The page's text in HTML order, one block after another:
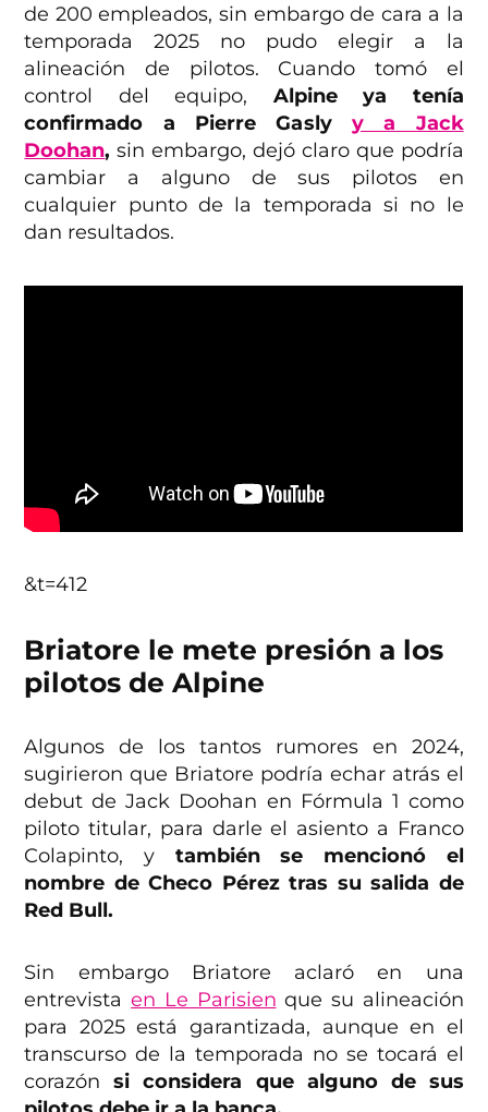
de 200 empleados, sin embargo de cara a la
temporada 2025 no pudo elegir a la
alineación de pilotos. Cuando tomó el
control del equipo, Alpine ya tenía
confirmado a Pierre Gasly y a Jack
Doohan, sin embargo, dejó claro que podría
cambiar a alguno de sus pilotos en
cualquier punto de la temporada si no le
dan resultados.
&t=412
Briatore le mete presión a los
pilotos de Alpine
Algunos de los tantos rumores en 2024,
sugirieron que Briatore podría echar atrás el
debut de Jack Doohan en Fórmula 1 como
piloto titular, para darle el asiento a Franco
Colapinto, y también se mencionó el
nombre de Checo Pérez tras su salida de
Red Bull.
Sin embargo Briatore aclaró en una
entrevistaen Le Parisien que su alineación
para 2025 está garantizada, aunque en el
transcurso de la temporada no se tocará el
corazónsi considera que alguno de sus